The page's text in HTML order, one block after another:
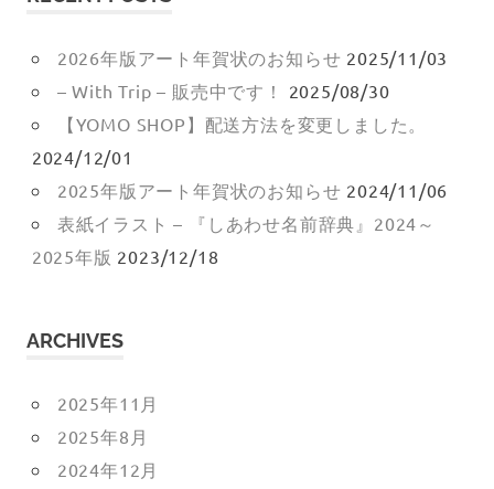
2026年版アート年賀状のお知らせ 2025/11/03
– With Trip – 販売中です！
2025/08/30
【YOMO SHOP】配送方法を変更しました。
2024/12/01
2025年版アート年賀状のお知らせ 2024/11/06
表紙イラスト – 『しあわせ名前辞典』2024～
2025年版 2023/12/18
ARCHIVES
2025年11月
2025年8月
2024年12月